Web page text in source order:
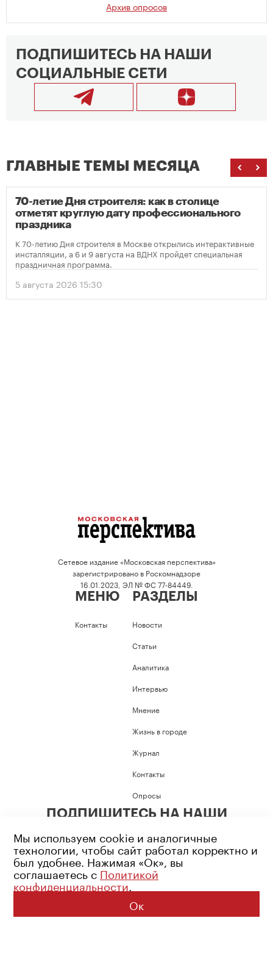
Архив опросов
ПОДПИШИТЕСЬ НА НАШИ
СОЦИАЛЬНЫЕ СЕТИ
ГЛАВНЫЕ ТЕМЫ МЕСЯЦА
70-летие Дня строителя: как в столице
отметят круглую дату профессионального
праздника
К 70-летию Дня строителя в Москве открылись интерактивные
инсталляции, а 6 и 9 августа на ВДНХ пройдет специальная
праздничная программа.
5 августа 2026 15:30
Сетевое издание «Московская перспектива»
зарегистрировано в Роскомнадзоре
16.01.2023, ЭЛ № ФС 77-84449.
МЕНЮ
Контакты
РАЗДЕЛЫ
Новости
Статьи
Аналитика
Интервью
Мнение
Жизнь в городе
Журнал
Контакты
Опросы
ПОДПИШИТЕСЬ НА НАШИ
Возрастное ограничение: 16+
Политика конфиденциальности
© 2026 Все права защищены
Мы используем cookie и аналогичные
технологии, чтобы сайт работал корректно и
был удобнее. Нажимая «Ок», вы
соглашаетесь с Политикой
конфиденциальности.
Ок